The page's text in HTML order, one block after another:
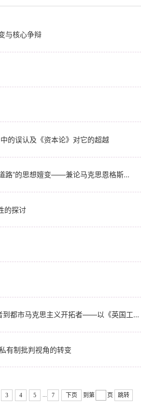
与核心争辩
的误认及《资本论》对它的超越
路”的思想嬗变——兼论马克思恩格斯...
的探讨
到都市马克思主义开拓者——以《英国工...
有制批判视角的转变
3 4 5 ... 7 下页 到第 页 跳转